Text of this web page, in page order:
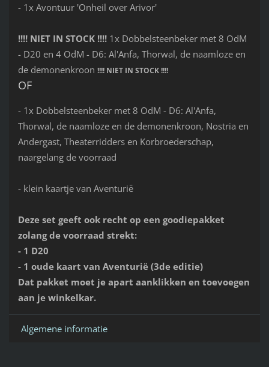
- 1x Avontuur 'Onheil over Arivor'
!!!! NIET IN STOCK !!!! 1x Dobbelsteenbeker met 8 OdM
- D20 en 4 OdM - D6: Al'Anfa, Thorwal, de naamloze en
de demonenkroon !!!! NIET IN STOCK !!!!
OF
- 1x Dobbelsteenbeker met 8 OdM - D6: Al'Anfa,
Thorwal, de naamloze en de demonenkroon, Nostria en
Andergast, Theaterridders en Korbroederschap,
naargelang de voorraad
- klein kaartje van Aventurië
Deze set geeft ook recht op een goodiepakket
zolang de voorraad strekt:
- 1 D20
- 1 oude kaart van Aventurië (3de editie)
Dat pakket moet je apart aanklikken en toevoegen
aan je winkelkar.
Algemene informatie